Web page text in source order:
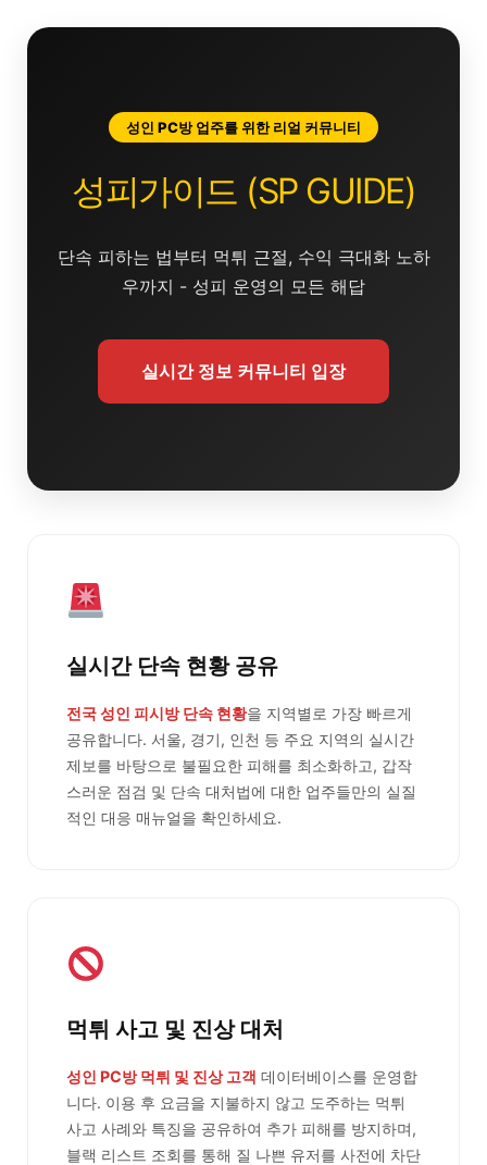
성인 PC방 업주를 위한 리얼 커뮤니티
성피가이드 (SP GUIDE)
단속 피하는 법부터 먹튀 근절, 수익 극대화 노하
우까지 - 성피 운영의 모든 해답
실시간 정보 커뮤니티 입장
실시간 단속 현황 공유
전국 성인 피시방 단속 현황을 지역별로 가장 빠르게
공유합니다. 서울, 경기, 인천 등 주요 지역의 실시간
제보를 바탕으로 불필요한 피해를 최소화하고, 갑작
스러운 점검 및 단속 대처법에 대한 업주들만의 실질
적인 대응 매뉴얼을 확인하세요.
먹튀 사고 및 진상 대처
성인 PC방 먹튀 및 진상 고객 데이터베이스를 운영합
니다. 이용 후 요금을 지불하지 않고 도주하는 먹튀
사고 사례와 특징을 공유하여 추가 피해를 방지하며,
블랙 리스트 조회를 통해 질 나쁜 유저를 사전에 차단